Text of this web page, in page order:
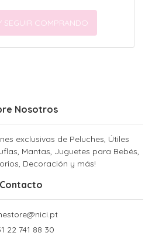
SEGUIR COMPRANDO
Nosotros
exclusivas de Peluches, Útiles
Mantas, Juguetes para Bebés,
Decoración y más!
Contacto
22 741 88 30